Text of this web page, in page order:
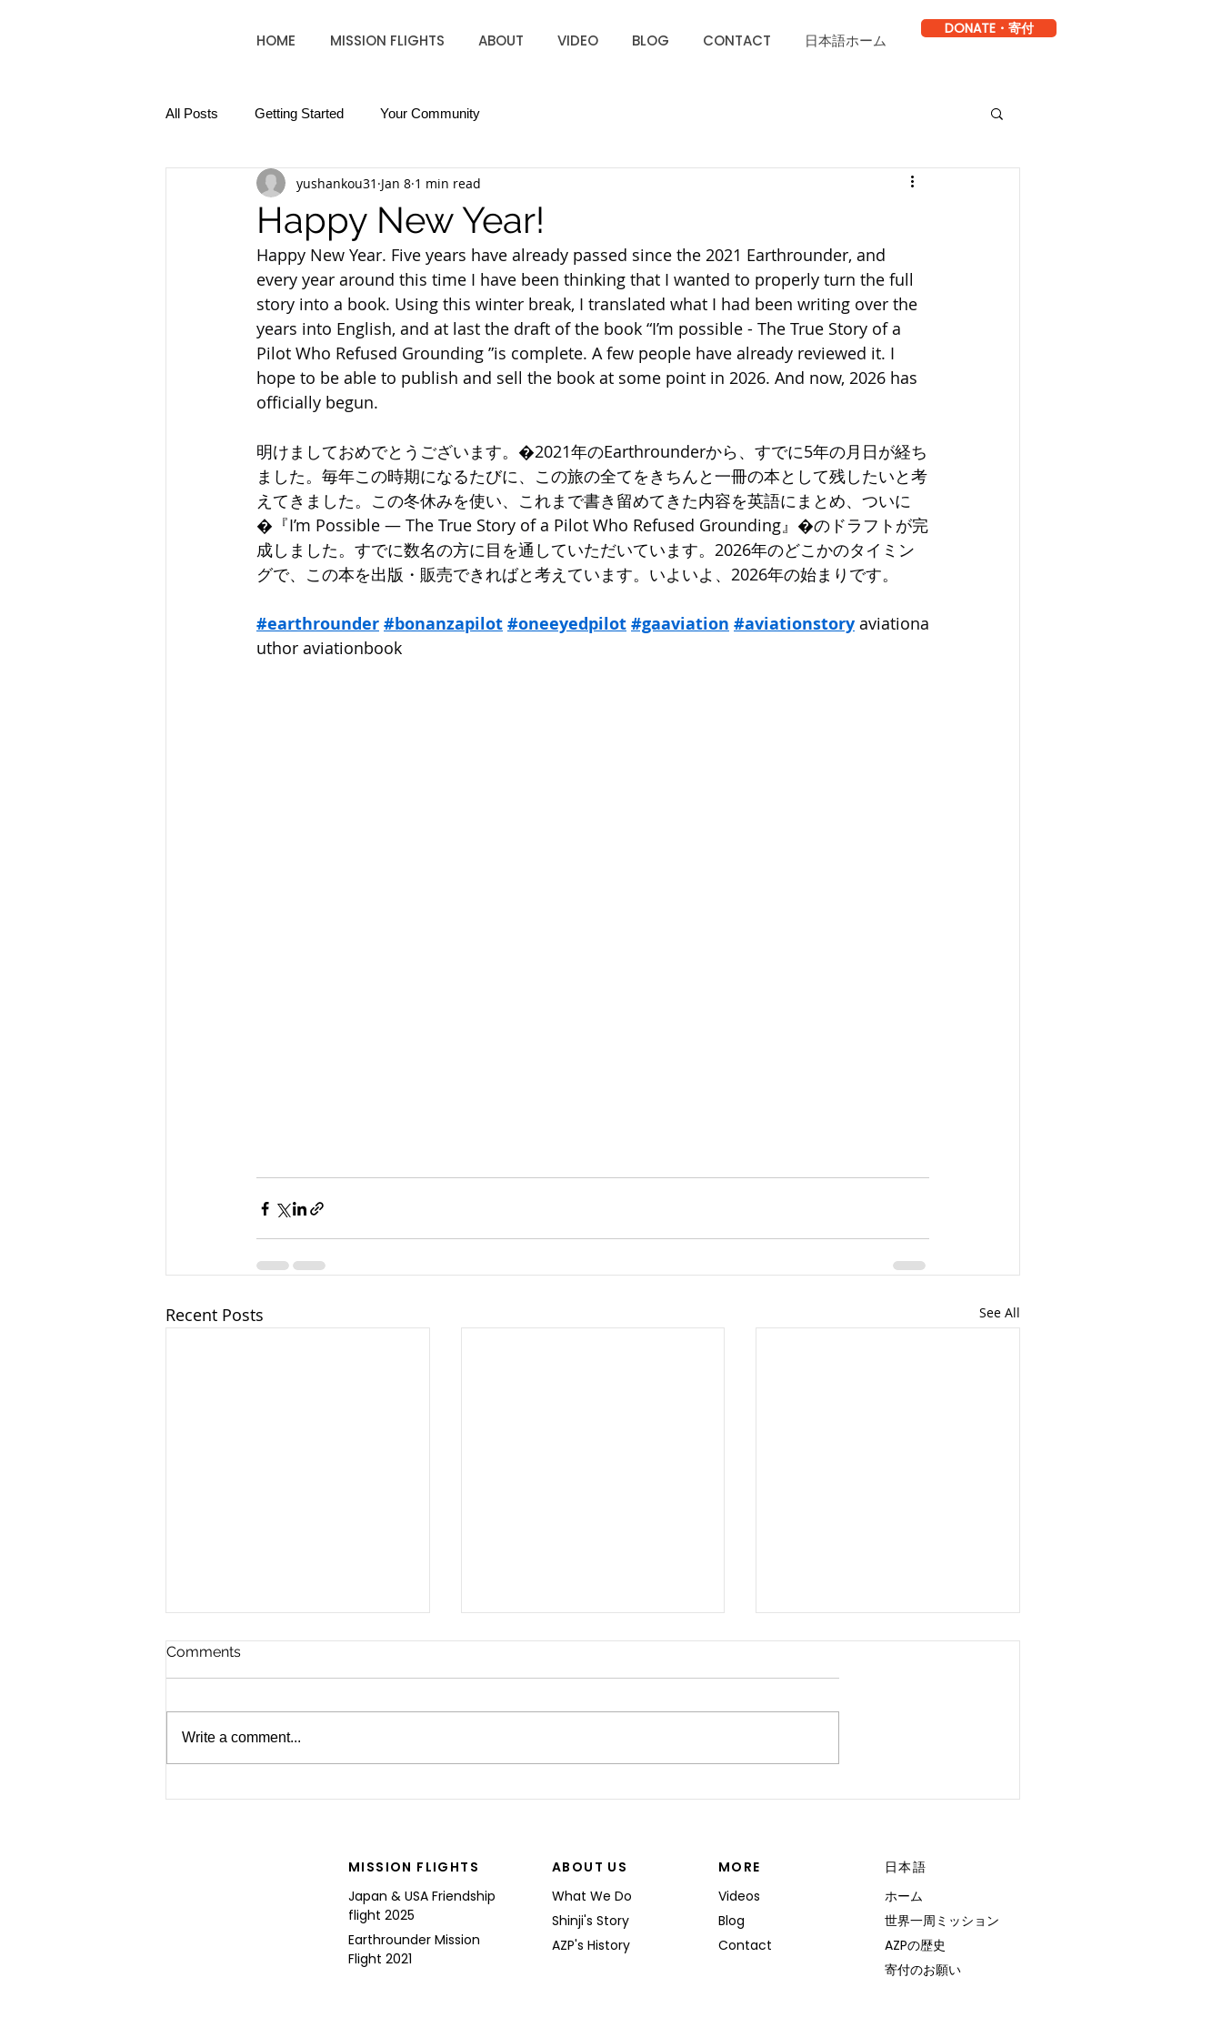
HOME MISSION FLIGHTS ABOUT VIDEO BLOG CONTACT 日本語ホーム
DONATE・寄付
All Posts Getting Started Your Community
Happy New Year!
yushankou31 Jan 8 1 min read
Happy New Year. Five years have already passed since the 2021 Earthrounder, and
every year around this time I have been thinking that I wanted to properly turn the full
story into a book. Using this winter break, I translated what I had been writing over the
years into English, and at last the draft of the book “I’m possible - The True Story of a
Pilot Who Refused Grounding ”is complete. A few people have already reviewed it. I
hope to be able to publish and sell the book at some point in 2026. And now, 2026 has
officially begun.
明けましておめでとうございます。�2021年のEarthrounderから、すでに5年の月日が経ち
ました。毎年この時期になるたびに、この旅の全てをきちんと一冊の本として残したいと考
えてきました。この冬休みを使い、これまで書き留めてきた内容を英語にまとめ、ついに
�『I’m Possible ― The True Story of a Pilot Who Refused Grounding』�のドラフトが完
成しました。すでに数名の方に目を通していただいています。2026年のどこかのタイミン
グで、この本を出版・販売できればと考えています。いよいよ、2026年の始まりです。
#earthrounder #bonanzapilot #oneeyedpilot #gaaviation #aviationstory aviationa
uthor aviationbook
Recent Posts See All
Comments
Write a comment...
MISSION FLIGHTS
Japan & USA Friendship
flight 2025
Earthrounder Mission
Flight 2021
ABOUT US
What We Do
Shinji's Story
AZP's History
MORE
Videos
Blog
Contact
日本語
ホーム
世界一周ミッション
AZPの歴史
寄付のお願い